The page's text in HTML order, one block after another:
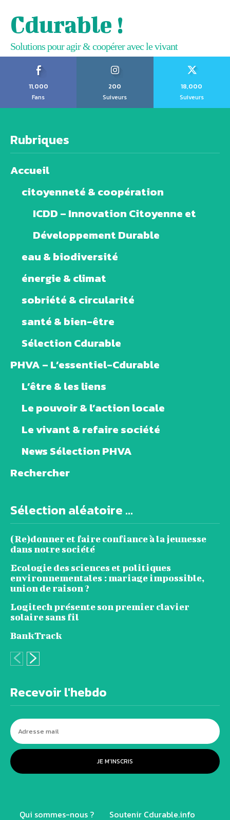
Cdurable !
Solutions pour agir & coopérer avec le vivant
11,000
Fans
200
Suiveurs
18,000
Suiveurs
Rubriques
Accueil
citoyenneté & coopération
ICDD – Innovation Citoyenne et
Développement Durable
eau & biodiversité
énergie & climat
sobriété & circularité
santé & bien-être
Sélection Cdurable
PHVA – L’essentiel-Cdurable
L’être & les liens
Le pouvoir & l’action locale
Le vivant & refaire société
News Sélection PHVA
Rechercher
Sélection aléatoire ...
(Re)donner et faire confiance à la jeunesse
dans notre société
Ecologie des sciences et politiques
environnementales : mariage impossible,
union de raison ?
Logitech présente son premier clavier
solaire sans fil
BankTrack
Recevoir l'hebdo
JE M'INSCRIS
Qui sommes-nous ? Soutenir Cdurable.info